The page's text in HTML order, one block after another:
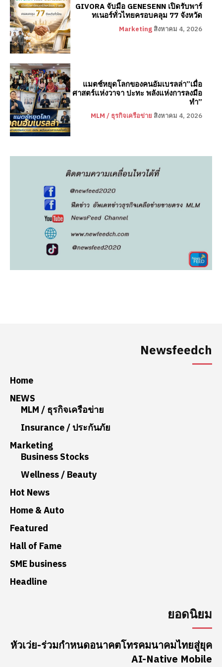
GIVORA จับมือ GENESENN เปิดรับพาร์
ทเนอร์ทั่วไทยครอบคลุม 77 จังหวัด
Marketing สิงหาคม 4, 2026
แมตช์หยุดโลกของคนอัมเบรลล่า”เมื่อ
ศาสตร์แห่งวาจา ปะทะ พลังแห่งการลงมือ
ทำ”
MLM / ธุรกิจเครือข่าย สิงหาคม 4, 2026
Newsfeedch
Home
NEWS
MLM / ธุรกิจเครือข่าย
Insurance / ประกันภัย
Marketing
Business Stocks
Wellness / Beauty
Hot News
Home & Auto
Featured
Hall of Fame
SME business
Headline
ยอดนิยม
หัวเว่ย-ร่วมกำหนดอนาคตโทรคมนาคมไทยสู่ยุค
AI-Native Mobile